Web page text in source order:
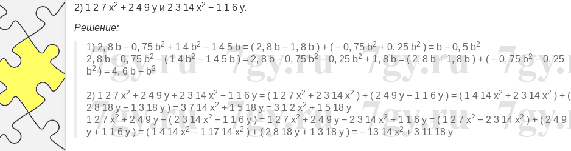
2) 1 2 7 x2 + 2 4 9 y и 2 3 14 x2 − 1 1 6 y.
Решение:
1) 2, 8 b − 0, 75 b2 + 1 4 b2 − 1 4 5 b = ( 2, 8 b − 1, 8 b ) + ( − 0, 75 b2+ 0, 25 b2 ) = b − 0, 5 b2
2, 8 b − 0, 75 b2 − ( 1 4 b2 − 1 4 5 b ) = 2, 8 b − 0, 75 b2 − 0, 25 b2 + 1, 8 b = ( 2, 8 b + 1, 8 b ) + ( − 0, 75 b2− 0, 25
b2) = 4, 6 b − b2
2) 1 2 7 x2 + 2 4 9 y + 2 3 14 x2 − 1 1 6 y = ( 1 2 7 x2 + 2 3 14 x2 ) + ( 2 4 9 y − 1 1 6 y ) = ( 1 4 14 x2 + 2 3 14 x2 ) + (
2 8 18 y − 1 3 18 y ) = 3 7 14 x2 + 1 5 18 y = 3 1 2 x2+ 1 5 18 y
1 2 7 x2+ 2 4 9 y − ( 2 3 14 x2 − 1 1 6 y ) = 1 2 7 x2 + 2 4 9 y − 2 3 14 x2+ 1 1 6 y = ( 1 2 7 x2 − 2 3 14 x2) + ( 2 4 9
y + 1 1 6 y ) = ( 1 4 14 x2− 1 17 14 x2 ) + ( 2 8 18 y + 1 3 18 y ) = − 13 14 x2+ 3 11 18 y